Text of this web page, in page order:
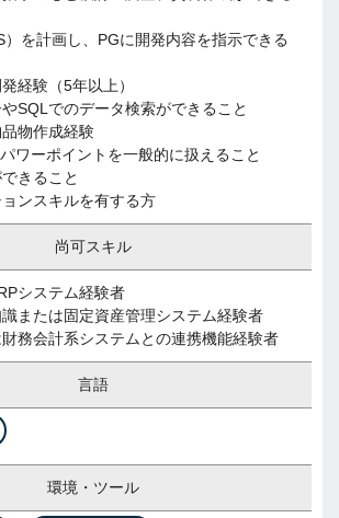
を計画し、PGに開発内容を指示できる
経験（5年以上）
SQLでのデータ検索ができること
物作成経験
ワーポイントを一般的に扱えること
きること
ンスキルを有する方
尚可スキル
システム経験者
または固定資産管理システム経験者
務会計系システムとの連携機能経験者
言語
環境・ツール